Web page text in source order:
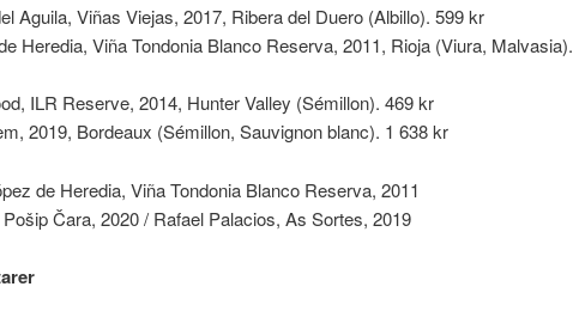
Aguila, Viñas Viejas, 2017, Ribera del Duero (Albillo). 599 kr
Heredia, Viña Tondonia Blanco Reserva, 2011, Rioja (Viura, Malvasia).
ILR Reserve, 2014, Hunter Valley (Sémillon). 469 kr
2019, Bordeaux (Sémillon, Sauvignon blanc). 1 638 kr
de Heredia, Viña Tondonia Blanco Reserva, 2011
Čara, 2020 / Rafael Palacios, As Sortes, 2019